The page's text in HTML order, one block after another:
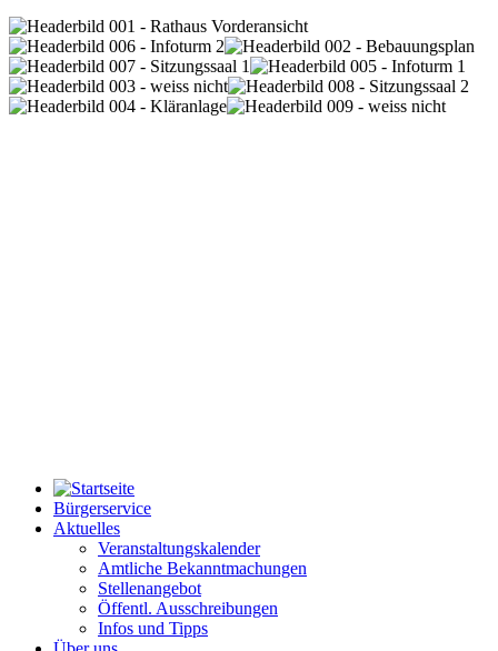
Bürgerservice
Aktuelles
Veranstaltungskalender
Amtliche Bekanntmachungen
Stellenangebot
Öffentl. Ausschreibungen
Infos und Tipps